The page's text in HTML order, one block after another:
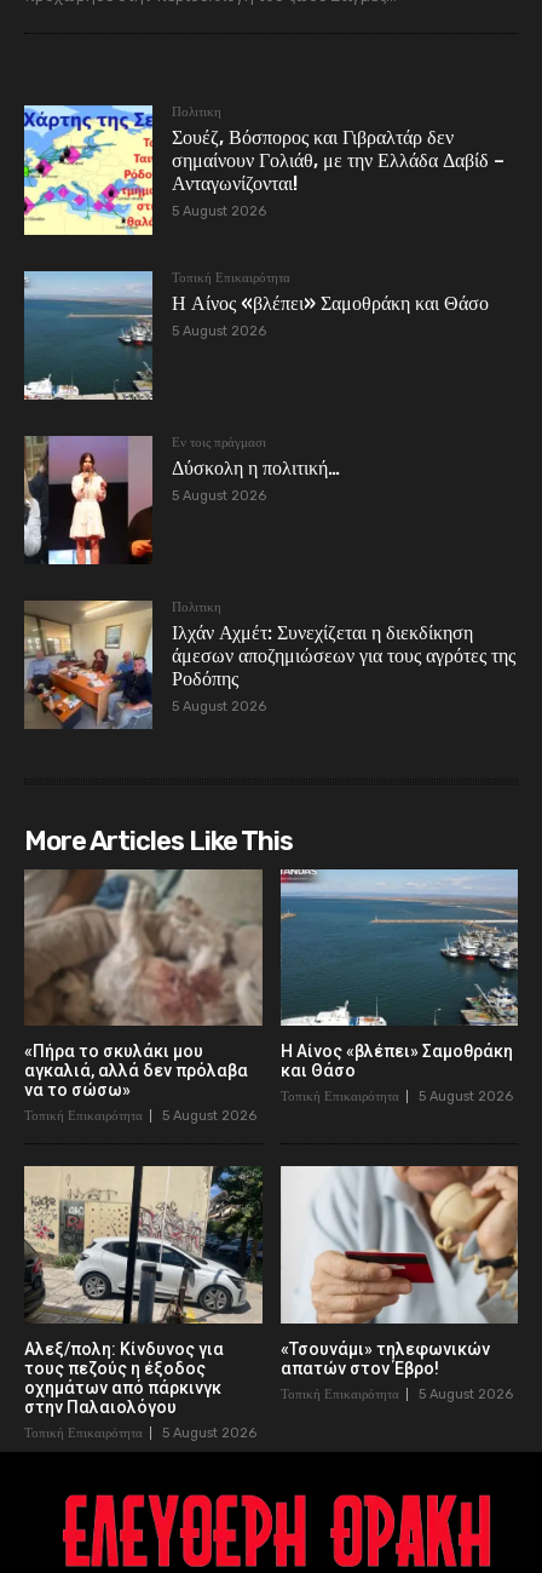
Πολιτικη
Σουέζ, Βόσπορος και Γιβραλτάρ δεν
σημαίνουν Γολιάθ, με την Ελλάδα Δαβίδ –
Ανταγωνίζονται!
5 August 2026
Τοπική Επικαιρότητα
Η Αίνος «βλέπει» Σαμοθράκη και Θάσο
5 August 2026
Εν τοις πράγμασι
Δύσκολη η πολιτική…
5 August 2026
Πολιτικη
Ιλχάν Αχμέτ: Συνεχίζεται η διεκδίκηση
άμεσων αποζημιώσεων για τους αγρότες της
Ροδόπης
5 August 2026
More Articles Like This
«Πήρα το σκυλάκι μου
αγκαλιά, αλλά δεν πρόλαβα
να το σώσω»
Τοπική Επικαιρότητα 5 August 2026
Η Αίνος «βλέπει» Σαμοθράκη
και Θάσο
Τοπική Επικαιρότητα 5 August 2026
Αλεξ/πολη: Κίνδυνος για
τους πεζούς η έξοδος
οχημάτων από πάρκινγκ
στην Παλαιολόγου
Τοπική Επικαιρότητα 5 August 2026
«Τσουνάμι» τηλεφωνικών
απατών στον Έβρο!
Τοπική Επικαιρότητα 5 August 2026